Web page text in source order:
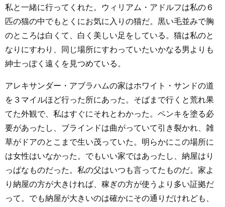
私と一緒に行ってくれた。ウィリアム・アドルフは私の６
匹の猫の中でもとくにお気に入りの猫だ。黒い毛並みで胸
のところは白くて、白く美しい足をしている。猫は私のと
なりにすわり、同じ場所にすわっていたいかなる男よりも
紳士っぽく遠くを見つめている。
アレキサンダー・アブラハムの家はホワイト・サンドの道
を３マイルほど行った所にあった。そばまで行くと荒れ果
てた外観で、私はすぐにそれとわかった。ペンキを塗る必
要があったし、ブラインドは曲がっていて引き裂かれ、雑
草がドアのとこまで生い茂っていた。明らかにこの場所に
は女性はいなかった。でもいい家ではあったし、納屋はり
っぱなものだった。私の父はいつも言ってたものだ。家よ
り納屋の方が大きければ、稼ぎの方が使うより多い証拠だ
って。でも納屋が大きいのは確かにその通りだけれども、